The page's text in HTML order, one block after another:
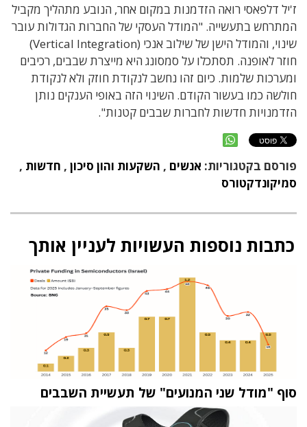
ז'יל דלפאסי רואה הזדמנות במקום אחר, הנובע מתהליך מקביל
המתרחש בתעשייה. "המודל העסקי של החברות הגדולות עובר
שינוי, והמודל הישן של שילוב אנכי (Vertical Integration)
חוזר לאופנה. תסתכלו על סמסונג היא מייצרת שבבים, רכיבים
ומערכות שלמות. כיום זהו נחשב לנקודת חוזק ולא לנקודת
חולשה כמו בעשור הקודם. השינוי הזה באופי הענקים נותן
הזדמנויות חדשות לחברות שבבים קטנות".
פורסם בקטגוריות: אנשים , השקעות והון סיכון , חדשות ,
סמיקונדקטורס
כתבות נוספות העשויות לעניין אותך
סוף "מודל שני המנועים" של תעשיית השבבים